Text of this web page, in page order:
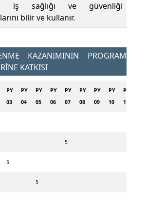
iş sağlığı ve güvenliği
bilir ve kullanır.
KAZANIMININ PROGRAM
KATKISI
PY
03
PY
04
PY
05
PY
06
PY
07
PY
08
PY
09
PY
10
PY
11
5
5
5